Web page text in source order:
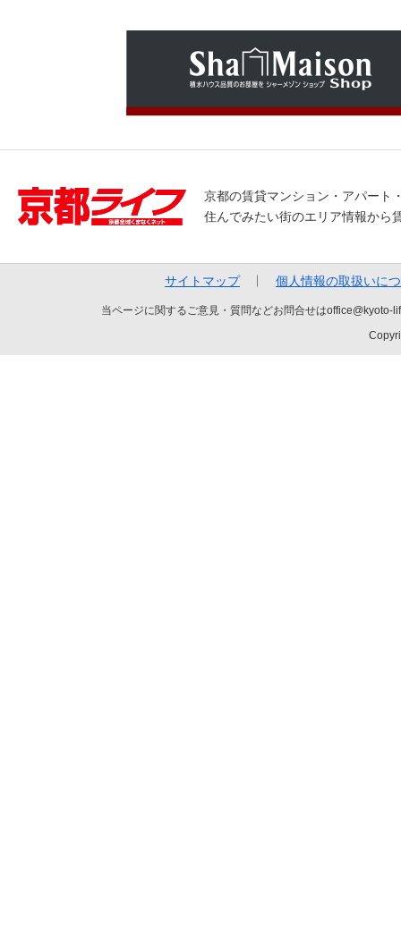
京都の賃貸マンション・アパート
住んでみたい街のエリア情報から
サイトマップ 個人情報の取扱いに
当ページに関するご意見・質問などお問合せは